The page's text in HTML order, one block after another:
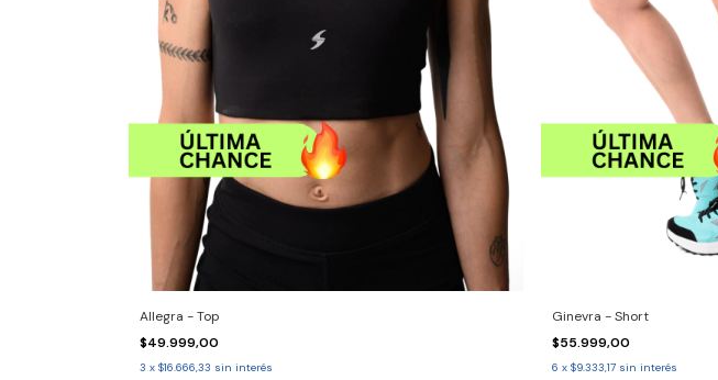
Allegra - Top
$49.999,00
3 x $16.666,33 sin interés
Ginevra - Short
$55.999,00
6 x $9.333,17 sin interés